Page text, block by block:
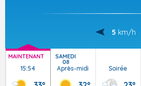
5 km/h
MAINTENANT
15:54
SAMEDI
08
Après-midi Soirée